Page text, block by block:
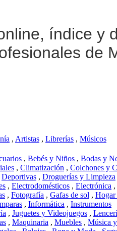
índice y
de
, Artistas , Librerías , Músicos
, Bebés y Niños , Bodas y
, Climatización , Colchones y
Deportivas , Droguerías y Limpieza
, Electrodomésticos , Electrónica ,
, Fotografía , Gafas de sol ,
, Informática , Instrumentos
, Juguetes y Videojuegos ,
, Maquinaria , Muebles , Música